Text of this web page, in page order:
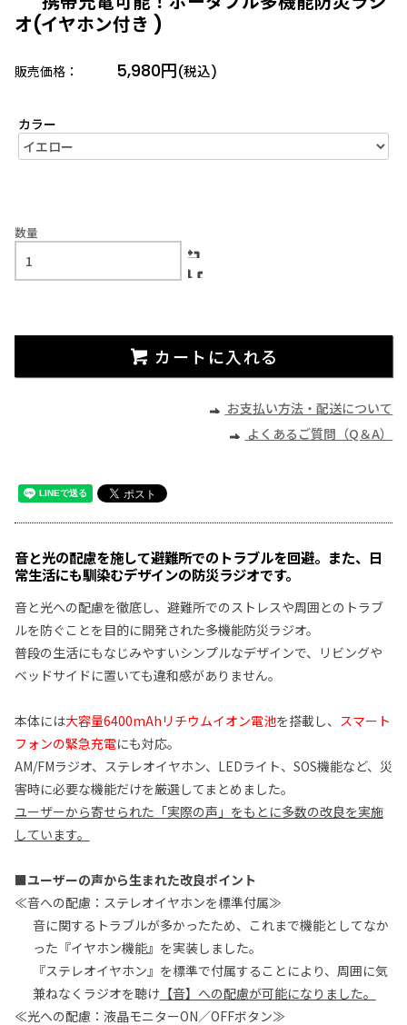
オ(イヤホン付き )
販売価格： 5,980円(税込)
カラー
数量
カートに入れる
お支払い方法・配送について
よくあるご質問（Q＆A）
音と光の配慮を施して避難所でのトラブルを回避。また、日
常生活にも馴染むデザインの防災ラジオです。
音と光への配慮を徹底し、避難所でのストレスや周囲とのトラブ
ルを防ぐことを目的に開発された多機能防災ラジオ。
普段の生活にもなじみやすいシンプルなデザインで、リビングや
ベッドサイドに置いても違和感がありません。
本体には大容量6400mAhリチウムイオン電池を搭載し、 スマート
フォンの緊急充電にも対応。
AM/FMラジオ、ステレオイヤホン、LEDライト、SOS機能など、災
害時に必要な機能だけを厳選してまとめました。
ユーザーから寄せられた「実際の声」をもとに多数の改良を実施
しています。
■ユーザーの声から生まれた改良ポイント
≪音への配慮：ステレオイヤホンを標準付属≫
音に関するトラブルが多かったため、これまで機能としてなか
った『イヤホン機能』を実装しました。
『ステレオイヤホン』を標準で付属することにより、周囲に気
兼ねなくラジオを聴け【音】への配慮が可能になりました。
≪光への配慮：液晶モニターON／OFFボタン≫